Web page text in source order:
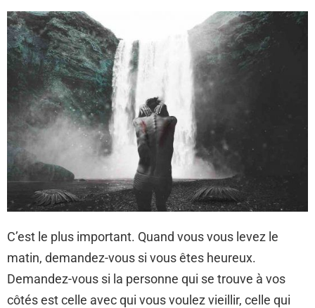
C’est le plus important. Quand vous vous levez le
matin, demandez-vous si vous êtes heureux.
Demandez-vous si la personne qui se trouve à vos
côtés est celle avec qui vous voulez vieillir, celle qui